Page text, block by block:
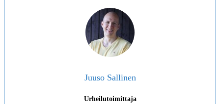
Juuso Sallinen
Urheilutoimittaja